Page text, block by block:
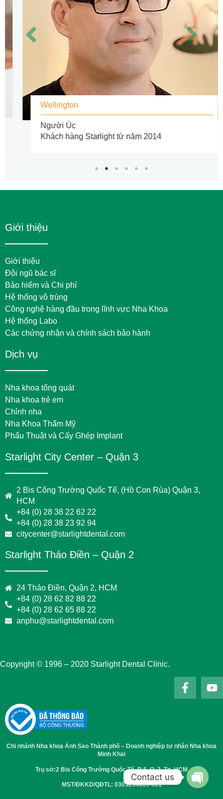
Wellington
Người Úc
Khách hàng Starlight từ năm 2014
Giới thiệu
Giới thiệu
Đội ngũ bác sĩ
Bảo hiểm và Chi phí
Hệ thống vô trùng
Công nghệ hàng đầu trong lĩnh vực Nha Khoa
Hệ thống Labo
Các chứng nhận và chính sách bảo hành
Dịch vụ
Nha khoa tổng quát
Nha khoa trẻ em
Chỉnh nha
Nha Khoa Thẩm Mỹ
Phẩu Thuật và Cấy Ghép Implant
Starlight City Center – Quận 3
2 Bis Công Trường Quốc Tế, (Hồ Con Rùa) Quận 3,
HCM
+84 (0) 28 38 22 62 22
+84 (0) 28 38 23 92 94
citycenter@starlightdental.com
Starlight Thảo Điền – Quận 2
24 Thảo Điền, Quận 2, HCM
+84 (0) 28 62 82 88 22
+84 (0) 28 62 65 88 22
anphu@starlightdental.com
Copyright © 1996 – 2020 Starlight Dental Clinic.
Chi nhánh Nha khoa Ánh Sao Thành phố – Doanh nghiệp tư nhân Nha khoa
Minh Khai
Trụ sở:2 Bis Công Trường Quốc Tế, P. 6, Q. 3, Tp. HCM
MST/ĐKKD/QĐTL: 0303254860-001
Contact us